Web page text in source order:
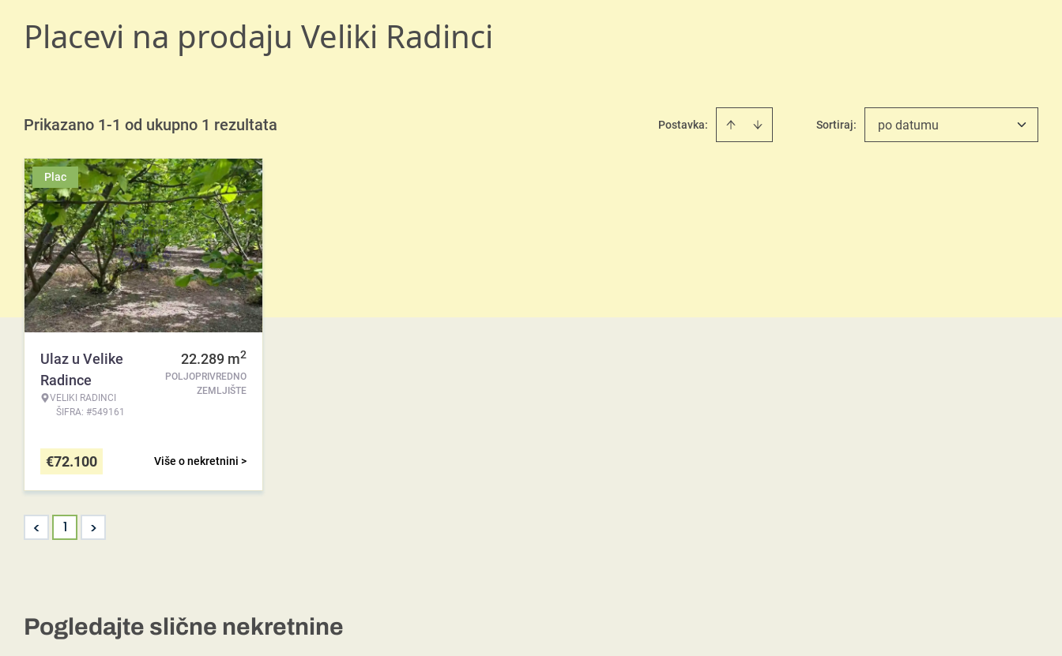
Placevi na prodaju Veliki Radinci
Prikazano 1-1 od ukupno 1 rezultata Postavka: Sortiraj: po datumu
Plac
Ulaz u Velike
Radince
VELIKI RADINCI
ŠIFRA: #549161
22.289 m2
POLJOPRIVREDNO
ZEMLJIŠTE
Više o nekretnini >
€72.100
< 1 >
Pogledajte slične nekretnine